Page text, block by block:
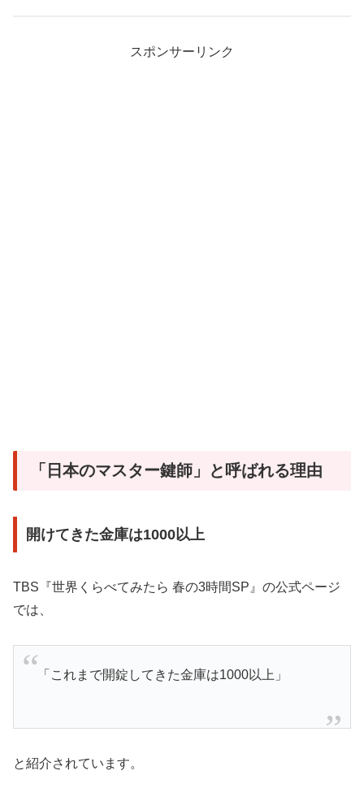
スポンサーリンク
「日本のマスター鍵師」と呼ばれる理由
開けてきた金庫は1000以上
TBS『世界くらべてみたら 春の3時間SP』の公式ページ
では、
「これまで開錠してきた金庫は1000以上」
と紹介されています。